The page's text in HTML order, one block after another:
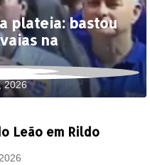
plateia: bastou
na
2026
Leão em Rildo